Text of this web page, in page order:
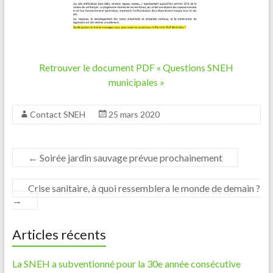
Retrouver le document PDF « Questions SNEH
municipales »
Contact SNEH 25 mars 2020
← Soirée jardin sauvage prévue prochainement
Crise sanitaire, à quoi ressemblera le monde de demain ?
→
Articles récents
La SNEH a subventionné pour la 30e année consécutive